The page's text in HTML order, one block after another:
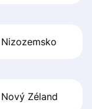
Nizozemsko
Nový Zéland